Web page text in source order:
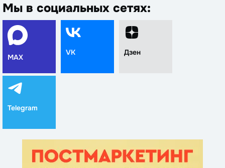
Мы в социальных сетях:
MAX
VK Дзен
Telegram